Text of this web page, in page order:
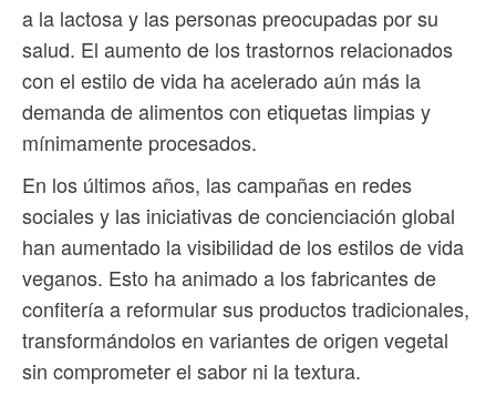
a la lactosa y las personas preocupadas por su
salud. El aumento de los trastornos relacionados
con el estilo de vida ha acelerado aún más la
demanda de alimentos con etiquetas limpias y
mínimamente procesados.
En los últimos años, las campañas en redes
sociales y las iniciativas de concienciación global
han aumentado la visibilidad de los estilos de vida
veganos. Esto ha animado a los fabricantes de
confitería a reformular sus productos tradicionales,
transformándolos en variantes de origen vegetal
sin comprometer el sabor ni la textura.